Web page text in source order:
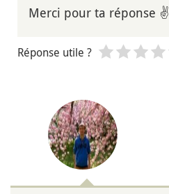
Merci pour ta réponse ✌
Réponse utile ?